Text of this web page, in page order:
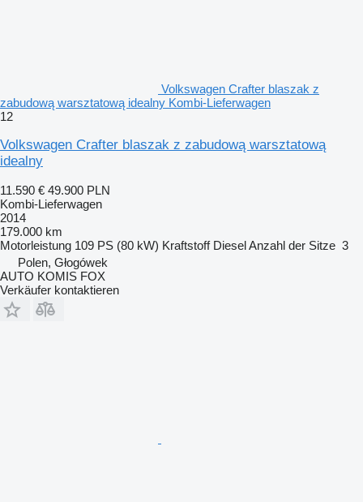
Volkswagen Crafter blaszak z
zabudową warsztatową idealny Kombi-Lieferwagen
12
Volkswagen Crafter blaszak z zabudową warsztatową
idealny
11.590 € 49.900 PLN
Kombi-Lieferwagen
2014
179.000 km
Motorleistung 109 PS (80 kW) Kraftstoff DieselAnzahl der Sitze 3
Polen, Głogówek
AUTO KOMIS FOX
Verkäufer kontaktieren